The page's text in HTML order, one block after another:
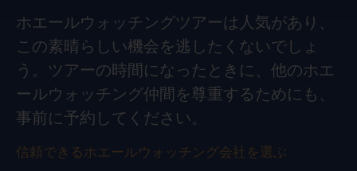
ホエールウォッチングツアーは人気があり、
この素晴らしい機会を逃したくないでしょ
う。ツアーの時間になったときに、他のホエ
ールウォッチング仲間を尊重するためにも、
事前に予約してください。
信頼できるホエールウォッチング会社を選ぶ